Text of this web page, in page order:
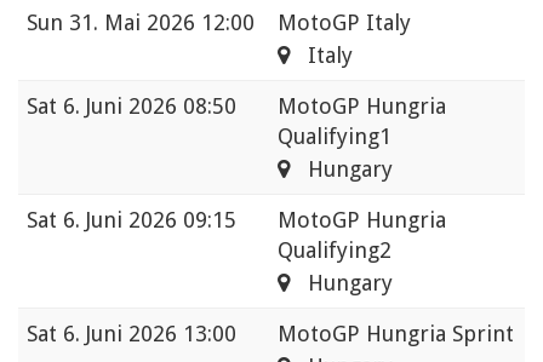
Sun 31. Mai 2026 12:00
MotoGP Italy
Italy
Sat 6. Juni 2026 08:50
MotoGP Hungria
Qualifying1
Hungary
Sat 6. Juni 2026 09:15
MotoGP Hungria
Qualifying2
Hungary
Sat 6. Juni 2026 13:00
MotoGP Hungria Sprint